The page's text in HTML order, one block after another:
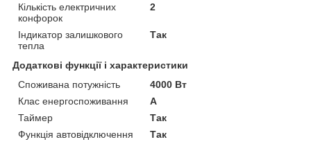
Кількість електричних
конфорок
2
Індикатор залишкового
тепла
Так
Додаткові функції і характеристики
Споживана потужність
4000 Вт
Клас енергоспоживання
A
Таймер
Так
Функція автовідключення
Так